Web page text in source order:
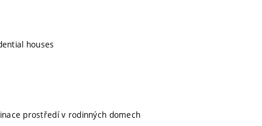
houses
prostředí v rodinných domech